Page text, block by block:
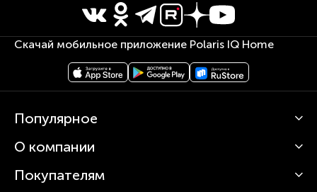
Скачай мобильное приложение Polaris IQ Home
Популярное
Кофемашины
Вертикальные пылесосы
О компании
О Polaris
Покупателям